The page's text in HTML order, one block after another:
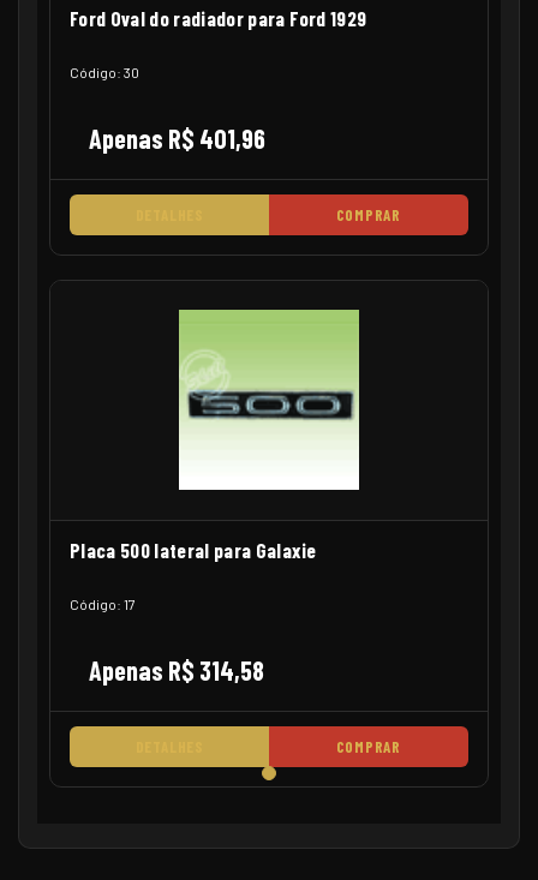
Ford Oval do radiador para Ford 1929
Código: 30
Apenas R$ 401,96
COMPRAR
Placa 500 lateral para Galaxie
Código: 17
Apenas R$ 314,58
COMPRAR